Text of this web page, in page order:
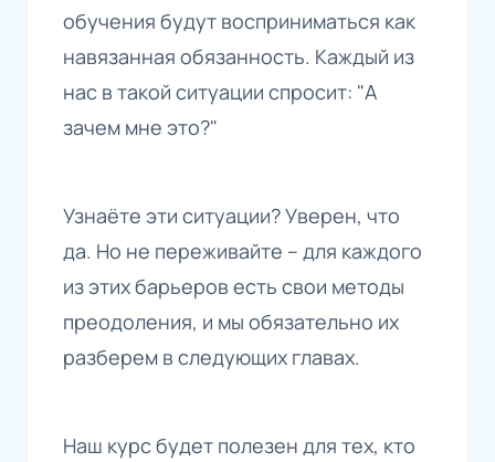
обучения будут восприниматься как
навязанная обязанность. Каждый из
нас в такой ситуации спросит: "А
зачем мне это?"
Узнаёте эти ситуации? Уверен, что
да. Но не переживайте – для каждого
из этих барьеров есть свои методы
преодоления, и мы обязательно их
разберем в следующих главах.
Наш курс будет полезен для тех, кто